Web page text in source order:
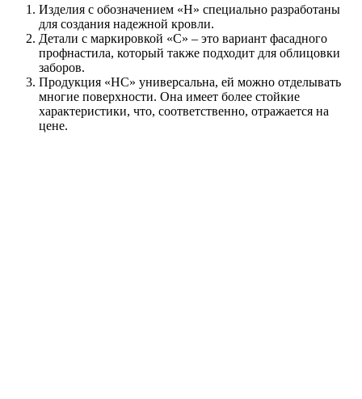
Изделия с обозначением «H» специально разработаны
для создания надежной кровли.
Детали с маркировкой «C» – это вариант фасадного
профнастила, который также подходит для облицовки
заборов.
Продукция «HC» универсальна, ей можно отделывать
многие поверхности. Она имеет более стойкие
характеристики, что, соответственно, отражается на
цене.